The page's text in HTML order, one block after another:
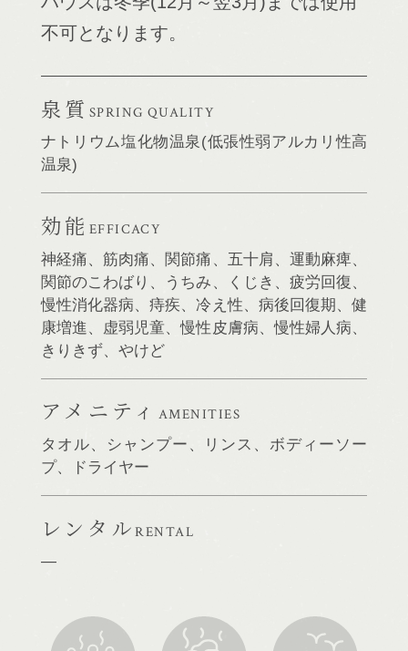
不可となります。
泉質 SPRING QUALITY
ナトリウム塩化物温泉(低張性弱アルカリ性高
温泉)
効能 EFFICACY
神経痛、筋肉痛、関節痛、五十肩、運動麻痺、
関節のこわばり、うちみ、くじき、疲労回復、
慢性消化器病、痔疾、冷え性、病後回復期、健
康増進、虚弱児童、慢性皮膚病、慢性婦人病、
きりきず、やけど
アメニティ AMENITIES
タオル、シャンプー、リンス、ボディーソー
プ、ドライヤー
レンタルRENTAL